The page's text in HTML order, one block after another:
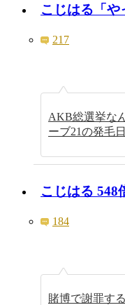
こじはる「や
217
AKB総選挙な
ーブ21の発毛
こじはる 548
184
賭博で謝罪す